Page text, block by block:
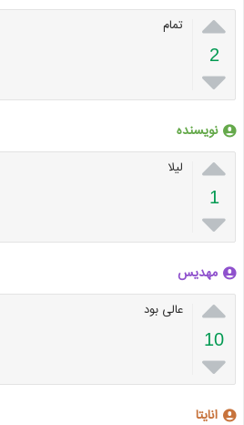

2

تمام
نویسنده

1

لیلا
مهدیس

10

عالی بود
انایتا